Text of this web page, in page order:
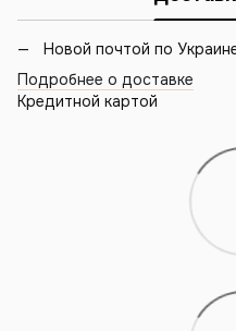
Новой почтой по
Подробнее о доставке
Кредитной картой